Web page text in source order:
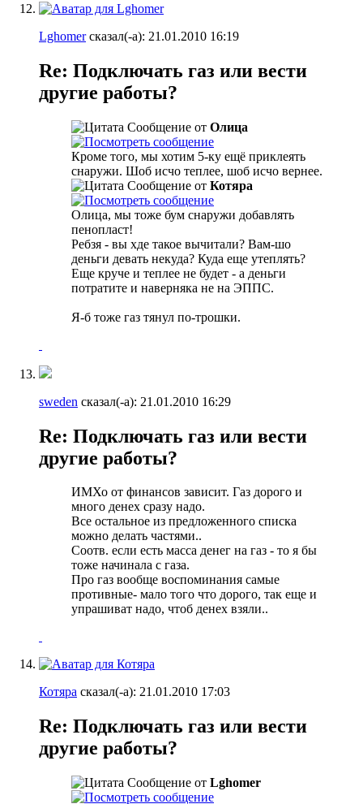
Lghomerсказал(-а): 21.01.2010 16:19
Re: Подключать газ или вести
другие работы?
Сообщение от Олица
Кроме того, мы хотим 5-ку ещё приклеять
снаружи. Шоб исчо теплее, шоб исчо вернее.
Сообщение от Котяра
Олица, мы тоже бум снаружи добавлять
пенопласт!
Ребзя - вы хде такое вычитали? Вам-шо
деньги девать некуда? Куда еще утеплять?
Еще круче и теплее не будет - а деньги
потратите и наверняка не на ЭППС.
Я-б тоже газ тянул по-трошки.
sweden сказал(-а): 21.01.2010 16:29
Re: Подключать газ или вести
другие работы?
ИМХо от финансов зависит. Газ дорого и
много денех сразу надо.
Все остальное из предложенного списка
можно делать частями..
Соотв. если есть масса денег на газ - то я бы
тоже начинала с газа.
Про газ вообще воспоминания самые
противные- мало того что дорого, так еще и
упрашиват надо, чтоб денех взяли..
Котяра сказал(-а): 21.01.2010 17:03
Re: Подключать газ или вести
другие работы?
Сообщение от Lghomer